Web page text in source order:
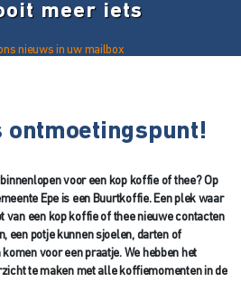
meer iets
nieuws in uw mailbox
ontmoetingspunt!
voor een kop koffie of thee? Op
Epe is een Buurtkoffie. Een plek waar
van een kop koffie of thee nieuwe contacten
een potje kunnen sjoelen, darten of
voor een praatje. We hebben het
te maken met alle koffiemomenten in de